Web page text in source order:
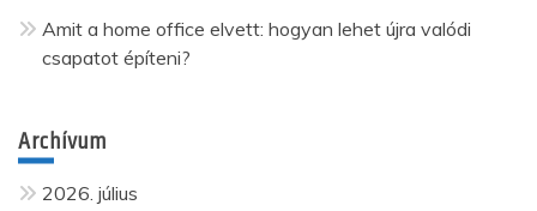
Amit a home office elvett: hogyan lehet újra valódi
csapatot építeni?
Archívum
2026. július